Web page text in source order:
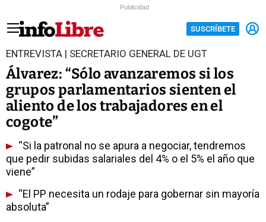
Publicidad
SUSCRÍBETE
ENTREVISTA | SECRETARIO GENERAL DE UGT
Álvarez: “Sólo avanzaremos si los
grupos parlamentarios sienten el
aliento de los trabajadores en el
cogote”
“Si la patronal no se apura a negociar, tendremos
que pedir subidas salariales del 4% o el 5% el año que
viene”
“El PP necesita un rodaje para gobernar sin mayoría
absoluta”